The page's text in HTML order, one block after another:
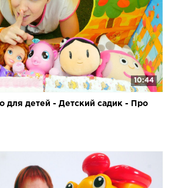
10:44
для детей - Детский садик - Про